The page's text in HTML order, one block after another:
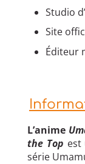
Studio
Site
Éditeur
L’anime
the Top
série